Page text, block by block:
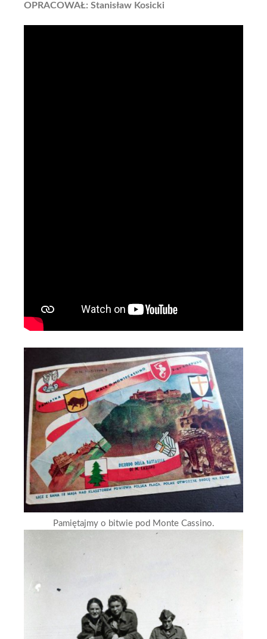
OPRACOWAŁ: Stanisław Kosicki
Pamiętajmy o bitwie pod Monte Cassino.